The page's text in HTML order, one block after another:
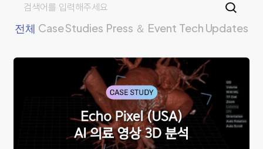
전체 Case Studies Press ＆ Event Tech Updates